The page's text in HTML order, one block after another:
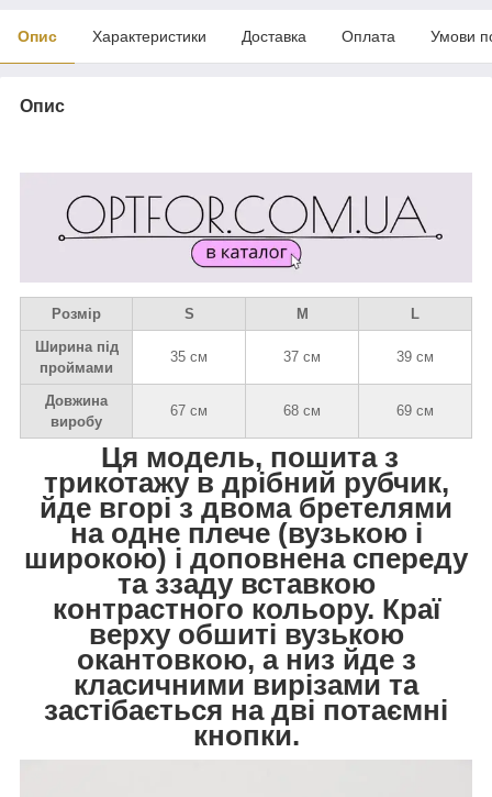
Опис Характеристики Доставка Оплата Умови
Опис
Розмір S M
L
Ширина під
проймами
35 см 37 см 39 см
Довжина
виробу
67 см 68 см 69 см
Ця модель, пошита з
трикотажу в дрібний рубчик,
йде вгорі з двома бретелями
на одне плече (вузькою і
широкою) і доповнена спереду
та ззаду вставкою
контрастного кольору. Краї
верху обшиті вузькою
окантовкою, а низ йде з
класичними вирізами та
застібається на дві потаємні
кнопки.